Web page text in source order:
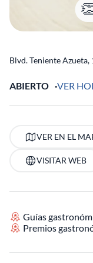
Blvd. Teniente Azueta,
ABIERTO VER
VER EN EL
VISITAR WEB
Guías
Premios